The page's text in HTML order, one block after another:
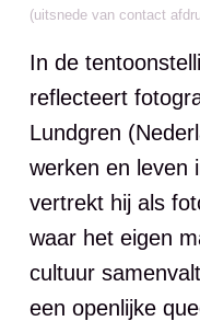
(uitsnede van contact
In de
reflecteert
Lundgren
werken en leven
vertrekt hij als
waar het eigen
cultuur
een openlijke